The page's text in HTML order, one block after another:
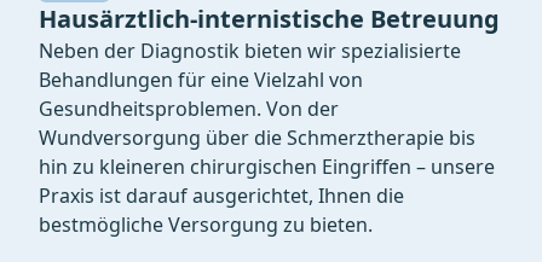
Hausärztlich-internistische Betreuung
Neben der Diagnostik bieten wir spezialisierte
Behandlungen für eine Vielzahl von
Gesundheitsproblemen. Von der
Wundversorgung über die Schmerztherapie bis
hin zu kleineren chirurgischen Eingriffen – unsere
Praxis ist darauf ausgerichtet, Ihnen die
bestmögliche Versorgung zu bieten.